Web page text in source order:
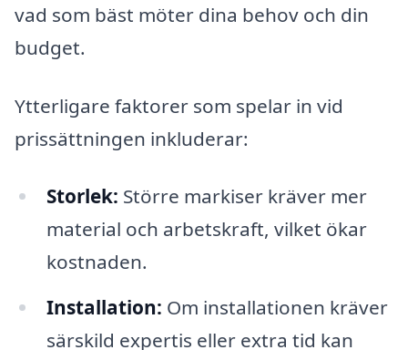
vad som bäst möter dina behov och din
budget.
Ytterligare faktorer som spelar in vid
prissättningen inkluderar:
Storlek: Större markiser kräver mer
material och arbetskraft, vilket ökar
kostnaden.
Installation: Om installationen kräver
särskild expertis eller extra tid kan